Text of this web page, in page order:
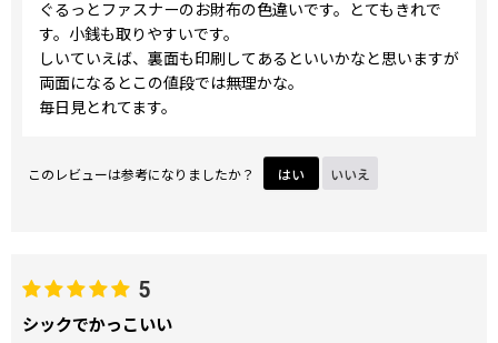
ぐるっとファスナーのお財布の色違いです。とてもきれで
す。小銭も取りやすいです。
しいていえば、裏面も印刷してあるといいかなと思いますが
両面になるとこの値段では無理かな。
毎日見とれてます。
このレビューは参考になりましたか？ はい いいえ
5
シックでかっこいい